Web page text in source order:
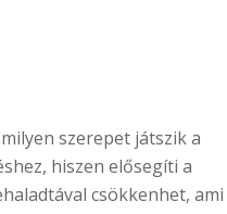
szerepet játszik a
hiszen elősegíti a
csökkenhet, ami